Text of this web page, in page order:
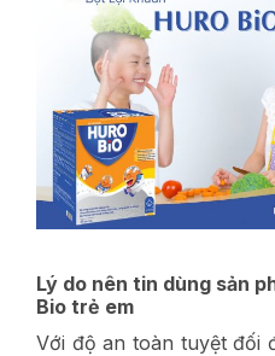
Lý do nên tin dùng sản
Bio trẻ em
Với độ an toàn tuyệt đối